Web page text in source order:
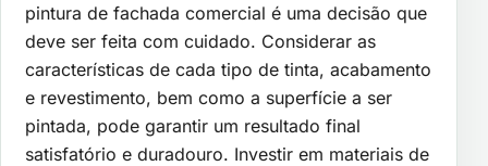
pintura de fachada comercial é uma decisão que
deve ser feita com cuidado. Considerar as
características de cada tipo de tinta, acabamento
e revestimento, bem como a superfície a ser
pintada, pode garantir um resultado final
satisfatório e duradouro. Investir em materiais de